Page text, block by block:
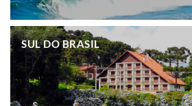
.
SUL DO BRASIL